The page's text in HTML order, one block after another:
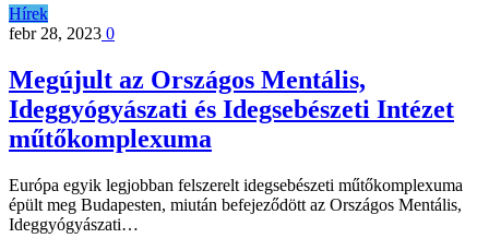
Hírek
febr 28, 2023 0
Megújult az Országos Mentális,
Ideggyógyászati és Idegsebészeti Intézet
műtőkomplexuma
Európa egyik legjobban felszerelt idegsebészeti műtőkomplexuma
épült meg Budapesten, miután befejeződött az Országos Mentális,
Ideggyógyászati…